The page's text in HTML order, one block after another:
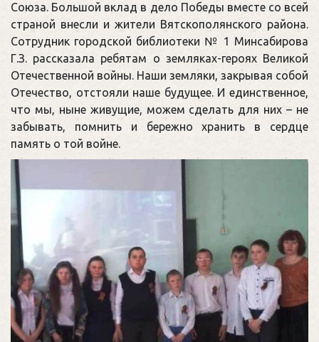
Союза. Большой вклад в дело Победы вместе со всей
страной внесли и жители Вятскополянского района.
Сотрудник городской библиотеки № 1 Минсабирова
Г.З. рассказала ребятам о земляках-героях Великой
Отечественной войны. Наши земляки, закрывая собой
Отечество, отстояли наше будущее. И единственное,
что мы, ныне живущие, можем сделать для них – не
забывать, помнить и бережно хранить в сердце
память о той войне.